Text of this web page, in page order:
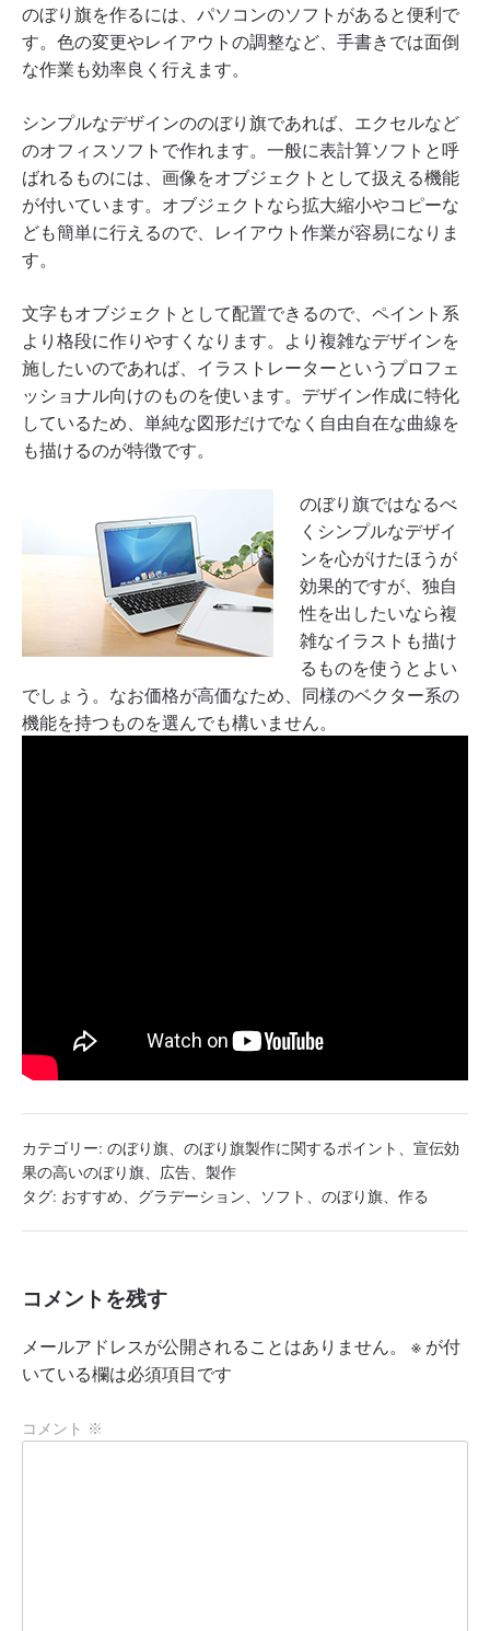
のぼり旗を作るには、パソコンのソフトがあると便利で
す。色の変更やレイアウトの調整など、手書きでは面倒
な作業も効率良く行えます。
シンプルなデザインののぼり旗であれば、エクセルなど
のオフィスソフトで作れます。一般に表計算ソフトと呼
ばれるものには、画像をオブジェクトとして扱える機能
が付いています。オブジェクトなら拡大縮小やコピーな
ども簡単に行えるので、レイアウト作業が容易になりま
す。
文字もオブジェクトとして配置できるので、ペイント系
より格段に作りやすくなります。より複雑なデザインを
施したいのであれば、イラストレーターというプロフェ
ッショナル向けのものを使います。デザイン作成に特化
しているため、単純な図形だけでなく自由自在な曲線を
も描けるのが特徴です。
のぼり旗ではなるべ
くシンプルなデザイ
ンを心がけたほうが
効果的ですが、独自
性を出したいなら複
雑なイラストも描け
るものを使うとよい
でしょう。なお価格が高価なため、同様のベクター系の
機能を持つものを選んでも構いません。
カテゴリー: のぼり旗、 のぼり旗製作に関するポイント 、 宣伝効
果の高いのぼり旗、 広告、 製作
タグ: おすすめ、 グラデーション、 ソフト 、 のぼり旗、 作る
コメントを残す
メールアドレスが公開されることはありません。 ※ が付
いている欄は必須項目です
コメント ※